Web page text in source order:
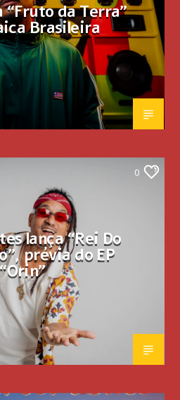
“Fruto da Terra”
Brasileira
0
lança “Rei Do
prévia do EP
“Orin”